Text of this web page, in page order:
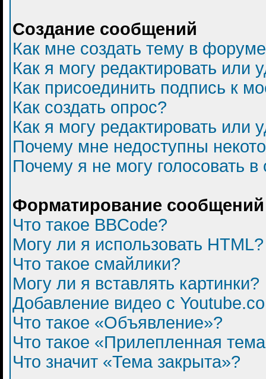
Создание сообщений
Как мне создать тему в
Как я могу редактировать или
Как присоединить подпись к
Как создать опрос?
Как я могу редактировать или
Почему мне недоступны
Почему я не могу голосовать в
Форматирование
Что такое BBCode?
Могу ли я использовать HTML?
Что такое смайлики?
Могу ли я вставлять картинки?
Добавление видео с
Что такое «Объявление»?
Что такое «Прилепленная
Что значит «Тема закрыта»?